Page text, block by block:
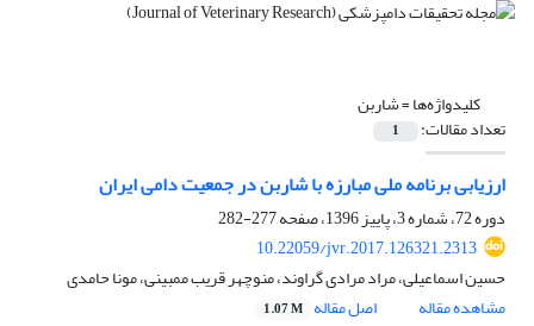
کلیدواژه‌ها =شاربن
تعداد مقالات: 1
ارزیابی برنامه ملی مبارزه با شاربن در جمعیت دامی ایران
دوره 72، شماره 3، پاییز 1396، صفحه
277-282
10.22059/jvr.2017.126321.2313
حسین اسماعیلی، مراد مرادی گراوند، منوچهر قریب ممبینی، مونا حامدی
مشاهده مقاله
اصل مقاله 1.07 M